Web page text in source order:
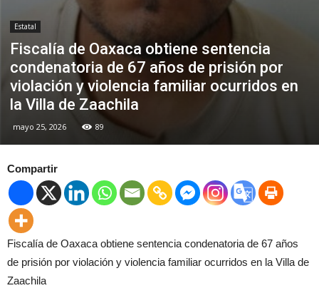
Estatal
Fiscalía de Oaxaca obtiene sentencia
condenatoria de 67 años de prisión por
violación y violencia familiar ocurridos en
la Villa de Zaachila
mayo 25, 2026 89
Compartir
Fiscalía de Oaxaca obtiene sentencia condenatoria de 67 años
de prisión por violación y violencia familiar ocurridos en la Villa de
Zaachila